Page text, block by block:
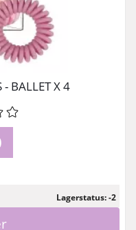
- BALLET X 4
Lagerstatus: -2